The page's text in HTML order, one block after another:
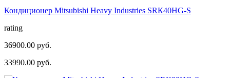
Кондиционер Mitsubishi Heavy Industries SRК40HG-S
rating
36900.00 руб.
33990.00 руб.